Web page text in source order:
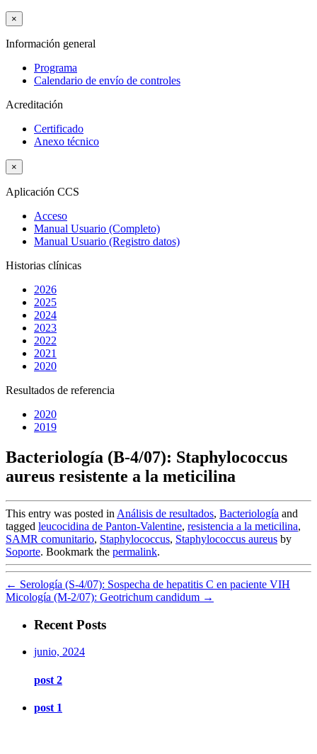
×
Información general
Programa
Calendario de envío de controles
Acreditación
Certificado
Anexo técnico
×
Aplicación CCS
Acceso
Manual Usuario (Completo)
Manual Usuario (Registro datos)
Historias clínicas
2026
2025
2024
2023
2022
2021
2020
Resultados de referencia
2020
2019
Bacteriología (B-4/07): Staphylococcus
aureus resistente a la meticilina
This entry was posted in Análisis de resultados, Bacteriología and
tagged leucocidina de Panton-Valentine, resistencia a la meticilina,
SAMR comunitario, Staphylococcus, Staphylococcus aureus by
Soporte. Bookmark the permalink.
← Serología (S-4/07): Sospecha de hepatitis C en paciente VIH
Micología (M-2/07): Geotrichum candidum →
Recent Posts
junio, 2024
post 2
post 1